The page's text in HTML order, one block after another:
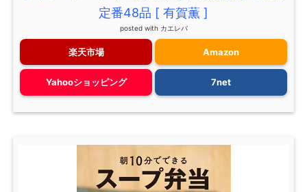
定番48品 [ 有賀薫 ]
posted with カエレバ
楽天市場 Amazon
Yahooショッピング 7net